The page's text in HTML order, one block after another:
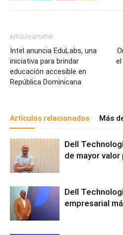
Artículo anterior
Intel anuncia EduLabs, una
iniciativa para brindar
educación accesible en
República Dominicana
Artículos relacionados Más
Dell
de mayor
Dell
empresarial